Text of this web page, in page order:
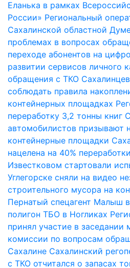
Еланька в рамках
России» Региональный
Сахалинской областной
проблемах в вопросах
переходе абонентов на
развитии сервисов личного
обращения с ТКО
соблюдать правила
контейнерных площадках
переработку 3,2 тонны книг
автомобилистов призывают
контейнерные площадки
нацелена на 40%
Известковом стартовали
Углегорске сняли на видео
строительного мусора на
Пернатый спецагент Малыш
полигон ТБО в Ногликах
принял участие в
комиссии по вопросам
Сахалине Сахалинский
с ТКО отчитался о запасах